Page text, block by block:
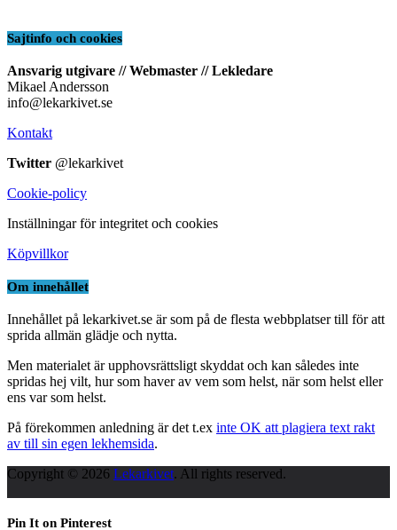
Sajtinfo och cookies
Ansvarig utgivare // Webmaster // Lekledare
Mikael Andersson
info@lekarkivet.se
Kontakt
Twitter @lekarkivet
Cookie-policy
Inställningar för integritet och cookies
Köpvillkor
Om innehållet
Innehållet på lekarkivet.se är som på de flesta webbplatser till för att
sprida allmän glädje och nytta.
Men materialet är upphovsrättsligt skyddat och kan således inte
spridas hej vilt, hur som haver av vem som helst, när som helst eller
ens var som helst.
På förekommen anledning är det t.ex inte OK att plagiera text rakt
av till sin egen lekhemsida.
Copyright © 2026 Lekarkivet. All rights reserved.
Pin It on Pinterest